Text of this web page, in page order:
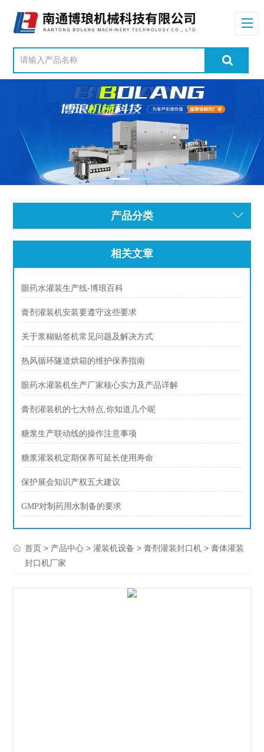
产品分类
相关文章
眼药水灌装生产线-博琅百科
膏剂灌装机安装要遵守这些要求
关于浆糊贴签机常见问题及解决方式
热风循环隧道烘箱的维护保养指南
眼药水灌装机生产厂家核心实力及产品详解
膏剂灌装机的七大特点,你知道几个呢
糖浆生产联动线的操作注意事项
糖浆灌装机定期保养可延长使用寿命
保护展会知识产权五大建议
GMP对制药用水制备的要求
首页 > 产品中心 >灌装机设备 >膏剂灌装封口机 > 膏体灌装
封口机厂家